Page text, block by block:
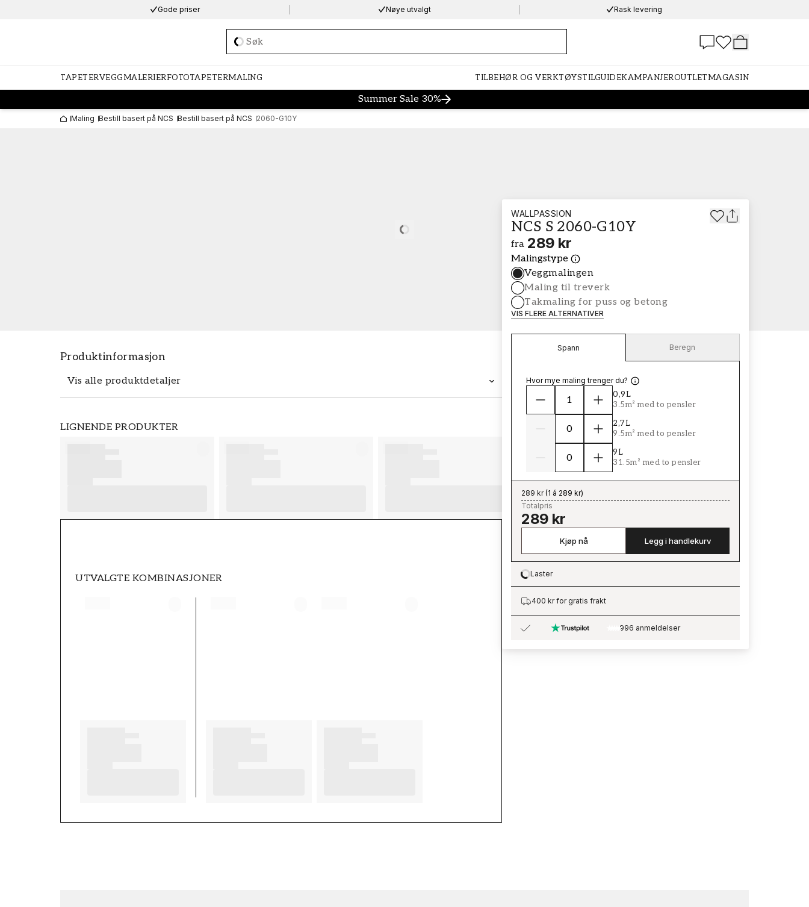
Gode priser Nøye utvalgt Rask levering
Loading…
TAPETERVEGGMALERIERFOTOTAPETERMALING TILBEHØR OG VERKTØYSTILGUIDEKAMPANJEROUTLETMAGASIN
Summer Sale 30%
Maling Bestill basert på NCS Bestill basert på NCS 2060-G10Y
Loading…
Produktinformasjon
Vis alle produktdetaljer
LIGNENDE PRODUKTER
UTVALGTE KOMBINASJONER
WALLPASSION
NCS S 2060-G10Y
fra 289 kr
Malingstype
Veggmalingen
Maling til treverk
Takmaling for puss og betong
VIS FLERE ALTERNATIVER
Spann Beregn
Hvor mye maling trenger du?
0,9L
3.5m² med to pensler
2,7L
9.5m² med to pensler
9L
31.5m² med to pensler
289 kr(1 á 289 kr)
Totalpris
289 kr
Kjøp nå Legg i handlekurv
Loading…
Laster
400 kr for gratis frakt
996 anmeldelser